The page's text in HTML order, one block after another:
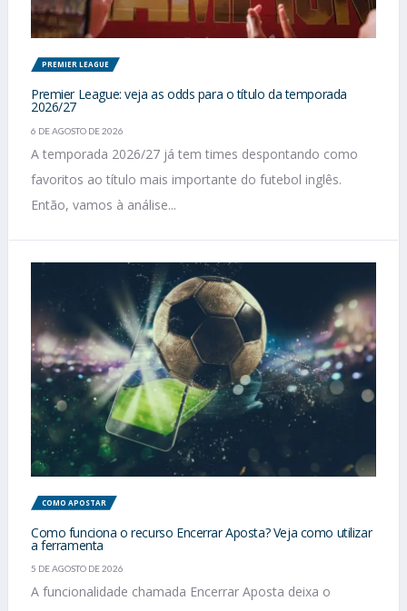
PREMIER LEAGUE
Premier League: veja as odds para o título da temporada
2026/27
6 DE AGOSTO DE 2026
A temporada 2026/27 já tem times despontando como
favoritos ao título mais importante do futebol inglês.
Então, vamos à análise...
COMO APOSTAR
Como funciona o recurso Encerrar Aposta? Veja como utilizar
a ferramenta
5 DE AGOSTO DE 2026
A funcionalidade chamada Encerrar Aposta deixa o